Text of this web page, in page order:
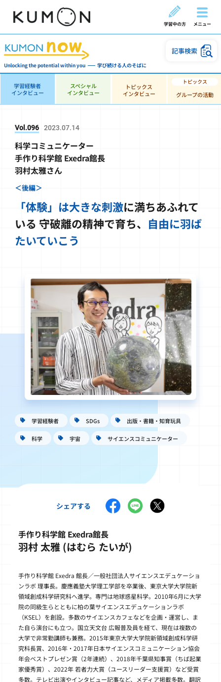
学習中の方 メニュー
Unlocking the potential within you 学び続ける人のそばに
記事検索
学習経験者
インタビュー
スペシャル
インタビュー
トピックス
インタビュー
グループの活動
Vol.096 2023.07.14
科学コミュニケーター
手作り科学館 Exedra館長
羽村太雅さん
＜後編＞
「体験」は大きな刺激に満ちあふれて
いる 守破離の精神で育ち、 自由に羽ば
たいていこう
学習経験者 SDGs 出版・書籍・知育玩具
科学 宇宙 サイエンスコミュニケーター
シェアする
手作り科学館 Exedra館長
羽村 太雅 (はむら たいが)
手作り科学館 Exedra 館長／一般社団法人サイエンスエデュケーショ
ンラボ 理事長。慶應義塾大学理工学部を卒業後、東京大学大学院新
領域創成科学研究科へ進学。専門は地球惑星科学。2010年6月に大学
院の同級生らとともに柏の葉サイエンスエデュケーションラボ
（KSEL）を創設。多数のサイエンスカフェなどを企画・運営し、ま
た自ら演台にも立つ。国立天文台 広報普及員を経て、現在は複数の
大学で非常勤講師も兼務。2015年東京大学大学院新領域創成科学研
究科長賞、2016年・2017年日本サイエンスコミュニケーション協会
年会ベストプレゼン賞（2年連続）、2018年千葉県知事賞（ちば起業
家優秀賞）、2022年 若者力大賞（ユースリーダー支援賞）など受賞
多数。テレビ出演やインタビュー記事など、メディア掲載多数。翻訳